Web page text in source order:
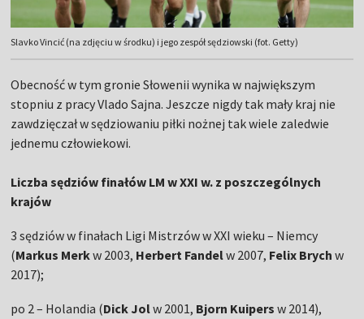
Slavko Vincić (na zdjęciu w środku) i jego zespół sędziowski (fot. Getty)
Obecność w tym gronie Słowenii wynika w największym
stopniu z pracy Vlado Sajna. Jeszcze nigdy tak mały kraj nie
zawdzięczał w sędziowaniu piłki nożnej tak wiele zaledwie
jednemu człowiekowi.
Liczba sędziów finałów LM w XXI w. z poszczególnych
krajów
3 sędziów w finałach Ligi Mistrzów w XXI wieku – Niemcy
(Markus Merkw 2003, Herbert Fandelw 2007, Felix Brychw
2017);
po 2 – Holandia (Dick Jolw 2001, Bjorn Kuipers w 2014),